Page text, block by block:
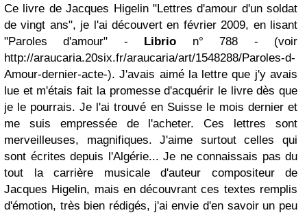
Ce livre de Jacques Higelin "Lettres d'amour d'un soldat
de vingt ans", je l'ai découvert en février 2009, en lisant
"Paroles d'amour" - Librio n° 788 - (voir
http://araucaria.20six.fr/araucaria/art/1548288/Paroles-d-
Amour-dernier-acte-). J'avais aimé la lettre que j'y avais
lue et m'étais fait la promesse d'acquérir le livre dès que
je le pourrais. Je l'ai trouvé en Suisse le mois dernier et
me suis empressée de l'acheter. Ces lettres sont
merveilleuses, magnifiques. J'aime surtout celles qui
sont écrites depuis l'Algérie... Je ne connaissais pas du
tout la carrière musicale d'auteur compositeur de
Jacques Higelin, mais en découvrant ces textes remplis
d'émotion, très bien rédigés, j'ai envie d'en savoir un peu